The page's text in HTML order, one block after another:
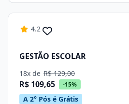
4.2
GESTÃO ESCOLAR
18x de R$ 129,00
R$ 109,65 -15%
A 2° Pós é Grátis